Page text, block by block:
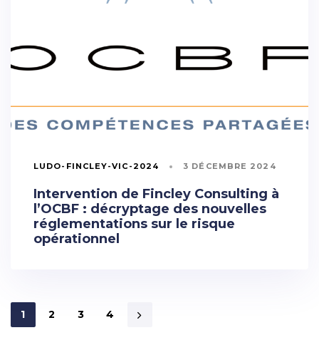
LUDO-FINCLEY-VIC-2024 3 DÉCEMBRE 2024
Intervention de Fincley Consulting à
l’OCBF : décryptage des nouvelles
réglementations sur le risque
opérationnel
1 2 3 4